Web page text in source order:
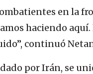
en la
haciendo
continuó
por Irán, se